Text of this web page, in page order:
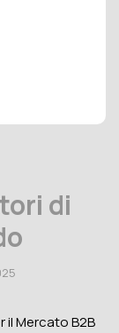
di
il Mercato B2B